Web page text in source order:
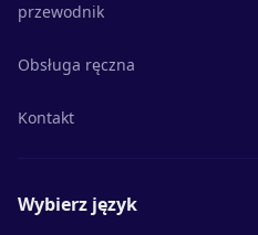
przewodnik
Obsługa ręczna
Kontakt
Wybierz język